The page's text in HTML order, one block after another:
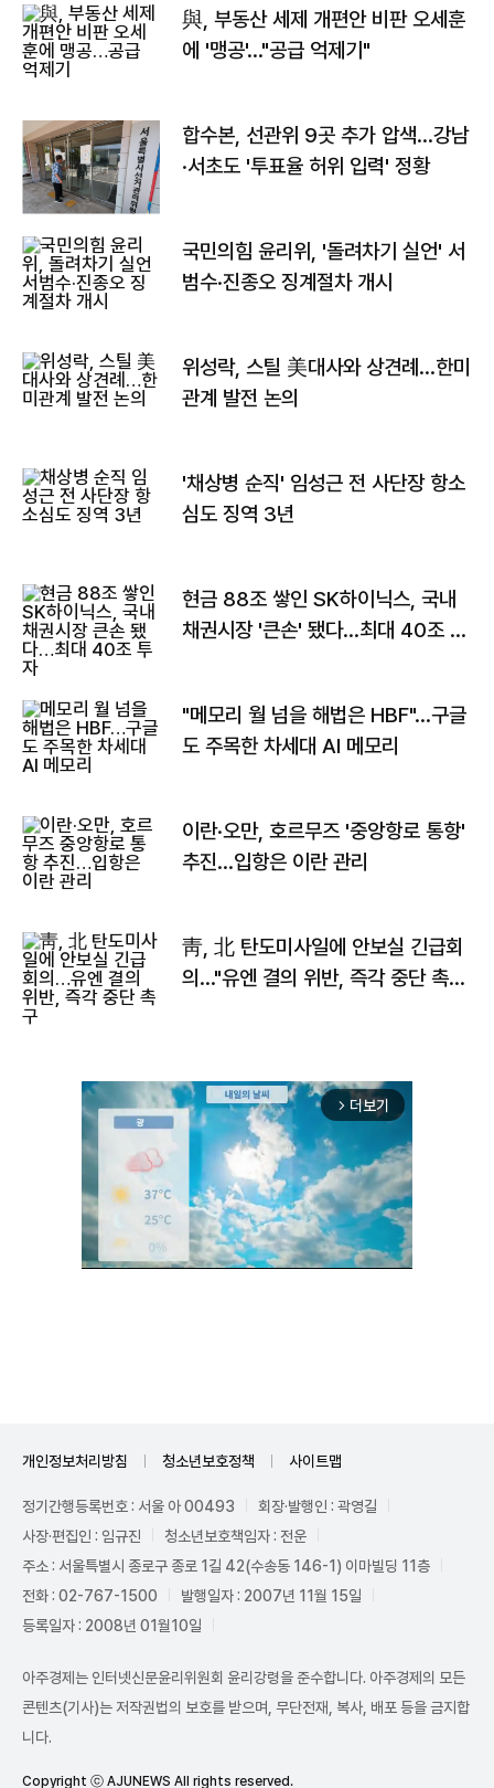
與, 부동산 세제 개편안 비판 오세훈
에 '맹공'…"공급 억제기"
합수본, 선관위 9곳 추가 압색…강남
·서초도 '투표율 허위 입력' 정황
국민의힘 윤리위, '돌려차기 실언' 서
범수·진종오 징계절차 개시
위성락, 스틸 美대사와 상견례…한미
관계 발전 논의
'채상병 순직' 임성근 전 사단장 항소
심도 징역 3년
현금 88조 쌓인 SK하이닉스, 국내
채권시장 '큰손' 됐다…최대 40조 투
"메모리 월 넘을 해법은 HBF"…구글
도 주목한 차세대 AI 메모리
이란·오만, 호르무즈 '중앙항로 통항'
추진…입항은 이란 관리
靑, 北 탄도미사일에 안보실 긴급회
의…"유엔 결의 위반, 즉각 중단 촉
arrow_forward_ios 더보기
개인정보처리방침 청소년보호정책 사이트맵
정기간행등록번호 : 서울 아 00493
회장·발행인 : 곽영길
사장·편집인 : 임규진
청소년보호책임자 : 전운
주소 : 서울특별시 종로구 종로 1길 42(수송동 146-1) 이마빌딩 11층
전화 : 02-767-1500
발행일자 : 2007년 11월 15일
등록일자 : 2008년 01월10일
아주경제는 인터넷신문윤리위원회 윤리강령을 준수합니다. 아주경제의 모든
콘텐츠(기사)는 저작권법의 보호를 받으며, 무단전재, 복사, 배포 등을 금지합
니다.
Copyright ⓒ AJUNEWS All rights reserved.